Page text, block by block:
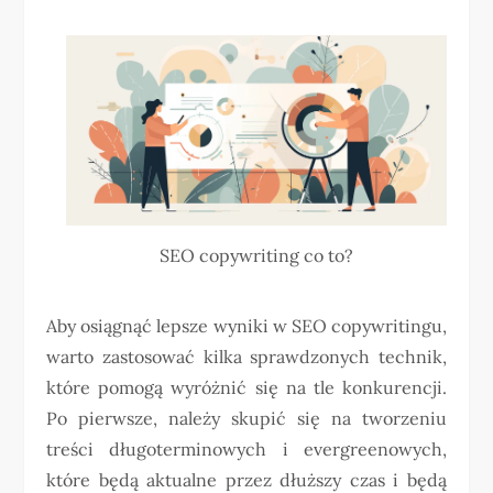
SEO copywriting co to?
Aby osiągnąć lepsze wyniki w SEO copywritingu,
warto zastosować kilka sprawdzonych technik,
które pomogą wyróżnić się na tle konkurencji.
Po pierwsze, należy skupić się na tworzeniu
treści długoterminowych i evergreenowych,
które będą aktualne przez dłuższy czas i będą